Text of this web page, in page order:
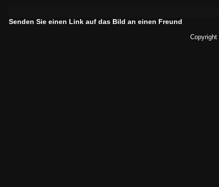
Senden Sie einen Link auf das Bild an einen Freund